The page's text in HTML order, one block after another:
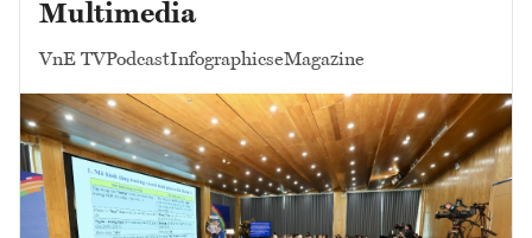
Multimedia
VnE TVPodcastInfographicseMagazine